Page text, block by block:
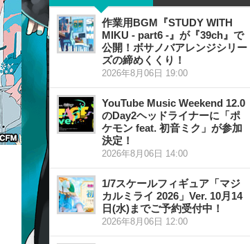
作業用BGM『STUDY WITH
MIKU - part6 -』が『39ch』で
公開！ボサノバアレンジシリー
ズの締めくくり！
2026年8月06日 19:00
YouTube Music Weekend 12.0
のDay2ヘッドライナーに「ポ
ケモン feat. 初音ミク」が参加
決定！
2026年8月06日 14:00
1/7スケールフィギュア「マジ
カルミライ 2026」Ver. 10月14
日(水)までご予約受付中！
2026年8月06日 12:00